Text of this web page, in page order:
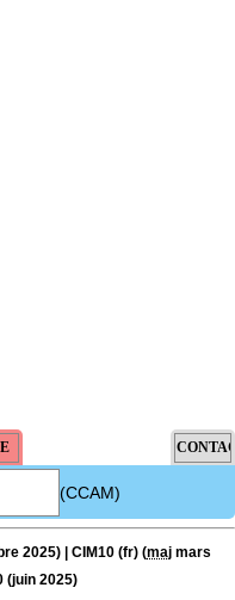
(CCAM)
2025) | CIM10 (fr) (maj mars
(juin 2025)